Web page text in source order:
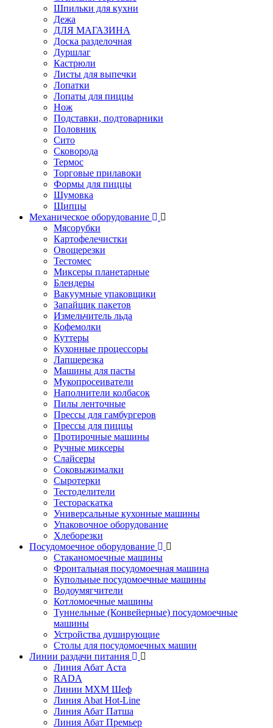
Шпильки для кухни
Дежа
ДЛЯ МАГАЗИНА
Доска разделочная
Дуршлаг
Кастрюли
Листы для выпечки
Лопатки
Лопаты для пиццы
Нож
Подставки, подтоварники
Половник
Сито
Сковорода
Термос
Торговые прилавоки
Формы для пиццы
Шумовка
Щипцы
Механическое оборудование
Мясорубки
Картофелечистки
Овощерезки
Тестомес
Миксеры планетарные
Блендеры
Вакуумные упаковщики
Запайщик пакетов
Измельчитель льда
Кофемолки
Куттеры
Кухонные процессоры
Лапшерезка
Машины для пасты
Мукопросеиватели
Наполнители колбасок
Пилы ленточные
Прессы для гамбургеров
Прессы для пиццы
Протирочные машины
Ручные миксеры
Слайсеры
Соковыжималки
Сыротерки
Тестоделители
Тестораскатка
Универсальные кухонные машины
Упаковочное оборудование
Хлеборезки
Посудомоечное оборудование
Стаканомоечные машины
Фронтальная посудомоечная машина
Купольные посудомоечные машины
Водоумягчители
Котломоечные машины
Туннельные (Конвейерные) посудомоечные
машины
Устройства душирующие
Столы для посудомоечных машин
Линии раздачи питания
Линия Абат Аста
RADA
Линии МХМ Шеф
Линия Abat Hot-Line
Линия Абат Патша
Линия Абат Премьер